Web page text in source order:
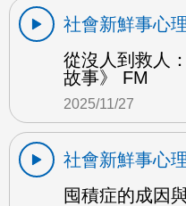
社會新鮮事心
從沒人到救人
故事》 FM
2025/11/27
社會新鮮事心
囤積症的成因